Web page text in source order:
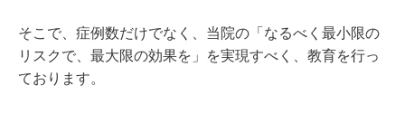
そこで、症例数だけでなく、当院の「なるべく最小限の
リスクで、最大限の効果を」を実現すべく、教育を行っ
ております。